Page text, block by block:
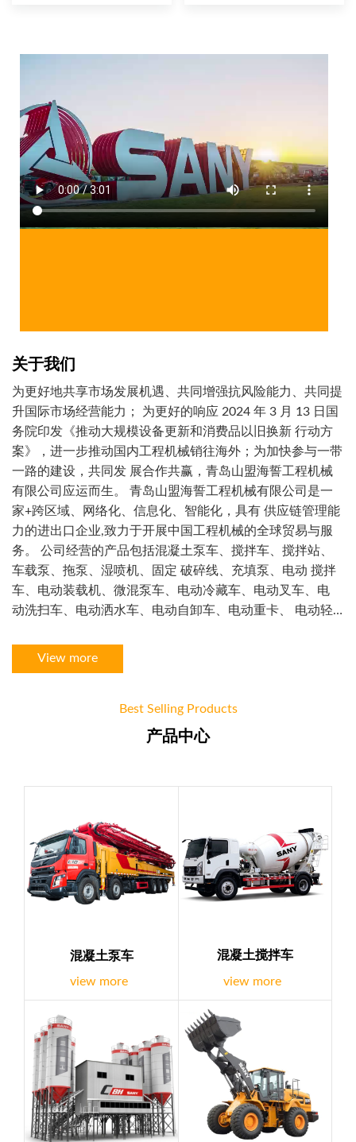
关于我们
为更好地共享市场发展机遇、共同增强抗风险能力、共同提
升国际市场经营能力； 为更好的响应 2024 年 3 月 13 日国
务院印发《推动大规模设备更新和消费品以旧换新 行动方
案》，进一步推动国内工程机械销往海外；为加快参与一带
一路的建设，共同发 展合作共赢，青岛山盟海誓工程机械
有限公司应运而生。 青岛山盟海誓工程机械有限公司是一
家+跨区域、网络化、信息化、智能化，具有 供应链管理能
力的进出口企业,致力于开展中国工程机械的全球贸易与服
务。 公司经营的产品包括混凝土泵车、搅拌车、搅拌站、
车载泵、拖泵、湿喷机、固定 破碎线、充填泵、电动 搅拌
车、电动装载机、微混泵车、电动冷藏车、电动叉车、电
动洗扫车、电动洒水车、电动自卸车、电动重卡、 电动轻
防装备、煤炭装备、石油装备等，品牌涉及三一奇 瑞等国
筑PC 机械、 光伏、风电、储能、新能源电动化、氢能源设
合作，开创了全球化工程机械贸易与服务一体化的示范项
目。...
View more
Best Selling Products
产品中心
混凝土泵车
view more
混凝土搅拌车
view more